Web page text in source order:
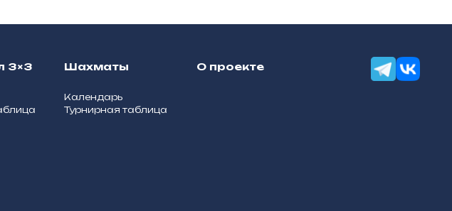
3×3 Шахматы
Календарь
Турнирная таблица
О проекте